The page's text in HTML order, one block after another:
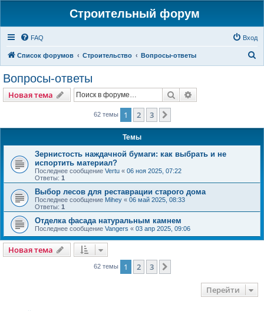
Строительный форум
FAQ Вход
Список форумов Строительство Вопросы-ответы
Вопросы-ответы
Новая тема Поиск
62 темы 1 2 3
Темы
Зернистость наждачной бумаги: как выбрать и не
испортить материал?
Последнее сообщение Vertu « 06 ноя 2025, 07:22
Ответы: 1
Выбор лесов для реставрации старого дома
Последнее сообщение Mihey « 06 май 2025, 08:33
Ответы: 1
Отделка фасада натуральным камнем
Последнее сообщение Vangers « 03 апр 2025, 09:06
Новая тема
62 темы 1 2 3
Перейти